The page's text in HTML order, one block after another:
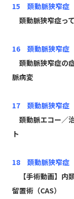
15 頚動脈狭窄症
頚動脈狭窄症っ
16 頚動脈狭窄
頚動脈狭窄症の
脈病変
17 頚動脈狭窄
頚動脈エコー／
ト
18 頚動脈狭窄
【手術動画】内
留置術（CAS）